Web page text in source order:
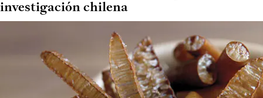
investigación chilena